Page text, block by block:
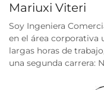
Mariuxi Viteri
Soy Ingeniera
en el área corporativa
largas horas de
una segunda carrera: